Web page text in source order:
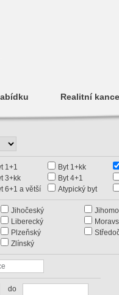
Realitní
1+1
Byt 1+kk
3+kk
Byt 4+1
6+1 a větší Atypický byt
Jihočeský
Liberecký
Plzeňský
Zlínský
do